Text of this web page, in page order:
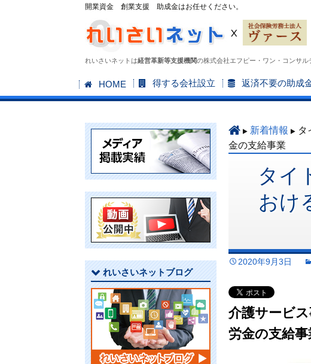
開業資金 創業支援 助成金はお任せください。
れいさいネットは経営革新等支援機関の株式会社エフピー・ワン・コンサル
コ
ン
ン
HOME 得する会社設立 返済不要の助成
新着情報
タ
金の支給事業
タイ
おけ
2020年9月3日
介護サービ
労金の支給事
れいさいネットブログ